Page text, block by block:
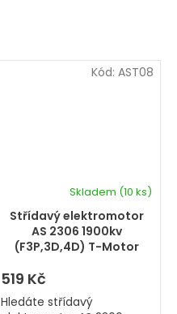
Střídavý elektromotor
AS 2306 1900kv
(F3P,3D,4D) T-Motor
Skladem (10 ks)
519 Kč
Hledáte střídavý
Kód: AST08